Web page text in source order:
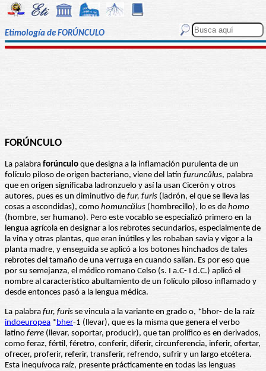
Etimología de FORÚNCULO
FORÚNCULO
La palabra forúnculo que designa a la inflamación purulenta de un
folículo piloso de origen bacteriano, viene del latín furuncŭlus, palabra
que en origen significaba ladronzuelo y así la usan Cicerón y otros
autores, pues es un diminutivo de fur, furis (ladrón, el que se lleva las
cosas a escondidas), como homuncŭlus (hombrecillo), lo es de homo
(hombre, ser humano). Pero este vocablo se especializó primero en la
lengua agrícola en designar a los rebrotes secundarios, especialmente de
la viña y otras plantas, que eran inútiles y les robaban savia y vigor a la
planta madre, y enseguida se aplicó a los botones hinchados de tales
rebrotes del tamaño de una verruga en cuando salían. Es por eso que
por su semejanza, el médico romano Celso (s. I a.C- I d.C.) aplicó el
nombre al característico abultamiento de un folículo piloso inflamado y
desde entonces pasó a la lengua médica.
La palabra fur, furis se vincula a la variante en grado o, *bhor- de la raíz
indoeuropea *bher-1 (llevar), que es la misma que genera el verbo
latino ferre (llevar, soportar, producir), que tan prolífico es en derivados,
como feraz, fértil, féretro, conferir, diferir, circunferencia, inferir, ofertar,
ofrecer, proferir, referir, transferir, refrendo, sufrir y un largo etcétera.
Esta inequívoca raíz, presente prácticamente en todas las lenguas